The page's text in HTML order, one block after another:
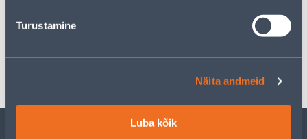
Turustamine
Näita andmeid
Luba kõik
Specification
Transport